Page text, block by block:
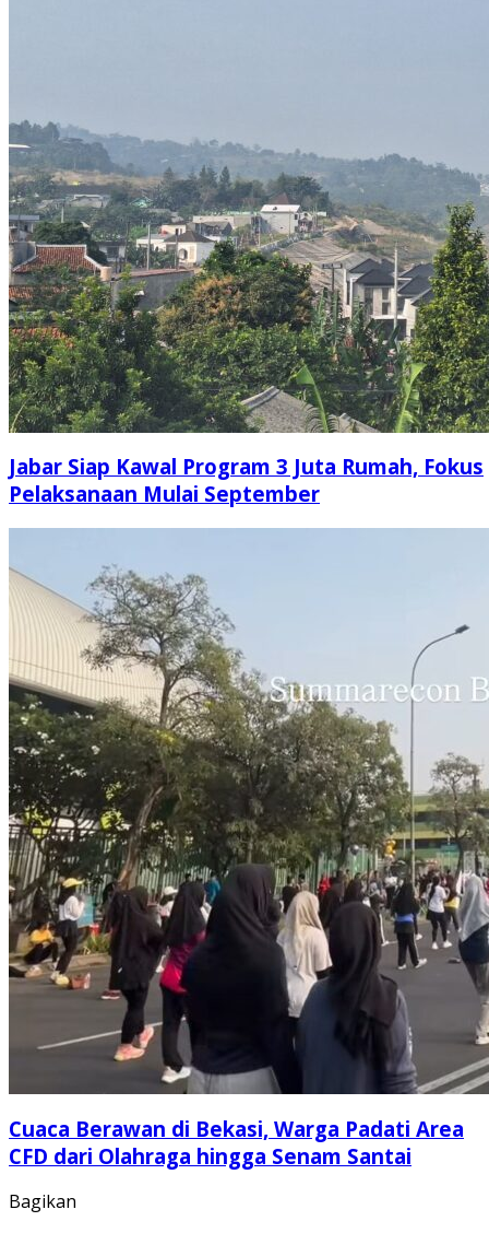
Jabar Siap Kawal Program 3 Juta Rumah, Fokus
Pelaksanaan Mulai September
Cuaca Berawan di Bekasi, Warga Padati Area
CFD dari Olahraga hingga Senam Santai
Bagikan